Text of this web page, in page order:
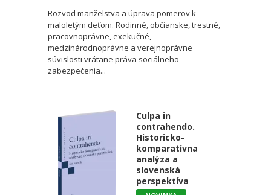
Rozvod manželstva a úprava pomerov k
maloletým deťom. Rodinné, občianske, trestné,
pracovnoprávne, exekučné,
medzinárodnoprávne a verejnoprávne
súvislosti vrátane práva sociálneho
zabezpečenia...
Culpa in
contrahendo.
Historicko-
komparatívna
analýza a
slovenská
perspektíva